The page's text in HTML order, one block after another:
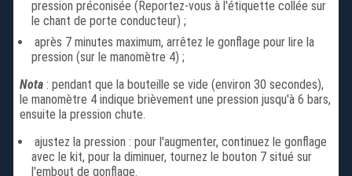
pression préconisée (Reportez-vous à l'étiquette collée sur
le chant de porte conducteur) ;
après 7 minutes maximum, arrêtez le gonflage pour lire la
pression (sur le manomètre 4) ;
Nota: pendant que la bouteille se vide (environ 30 secondes),
le manomètre 4 indique brièvement une pression jusqu'à 6 bars,
ensuite la pression chute.
ajustez la pression : pour l'augmenter, continuez le gonflage
avec le kit, pour la diminuer, tournez le bouton 7 situé sur
l'embout de gonflage.